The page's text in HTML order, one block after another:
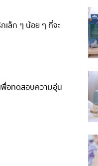
ล็ก ๆ น้อย ๆ ที่จะ
พื่อทดสอบความอุ่น